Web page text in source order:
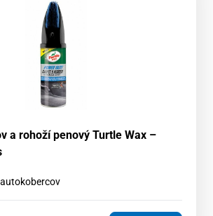
a rohoží penový Turtle Wax –